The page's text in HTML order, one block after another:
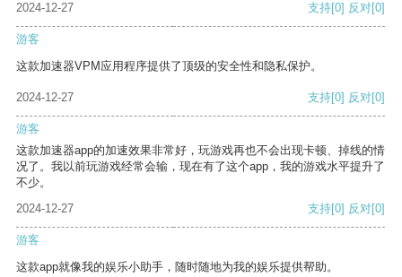
2024-12-27 支持[0] 反对[0]
游客
这款加速器VPM应用程序提供了顶级的安全性和隐私保护。
2024-12-27 支持[0] 反对[0]
游客
这款加速器app的加速效果非常好，玩游戏再也不会出现卡顿、掉线的情
况了。我以前玩游戏经常会输，现在有了这个app，我的游戏水平提升了
不少。
2024-12-27
支持[0] 反对[0]
游客
这款app就像我的娱乐小助手，随时随地为我的娱乐提供帮助。